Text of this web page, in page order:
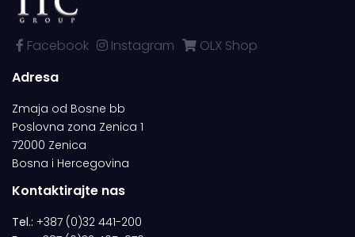
Facebook Instagram
OLX Shop
Adresa
Zmaja od Bosne bb
Poslovna zona Zenica 1
72000 Zenica
Bosna i Hercegovina
Kontaktirajte nas
Tel.: +387 (0)32 441-200